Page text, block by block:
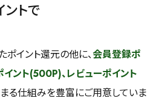
トで
イント還元の他に、会員登録ポ
ント(500P)、レビューポイント
まる仕組みを豊富にご用意していま